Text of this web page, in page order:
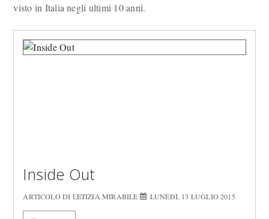
visto in Italia negli ultimi 10 anni.
Inside Out
ARTICOLO DI LETIZIA MIRABILE LUNEDÌ, 13 LUGLIO 2015